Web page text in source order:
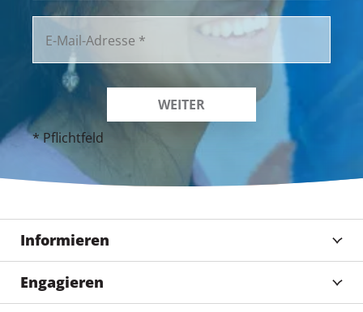
* Pflichtfeld
Informieren
Engagieren